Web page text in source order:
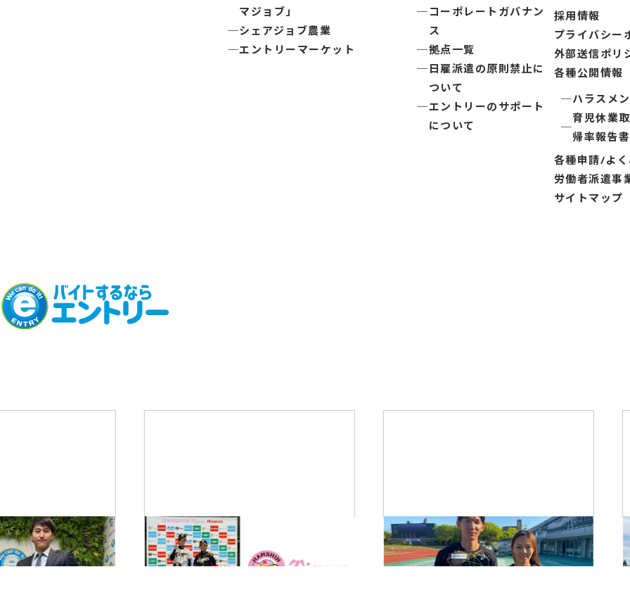
マジョブ」
シェアジョブ農業
エントリーマーケット
コーポレートガバナン
ス
拠点一覧
日雇派遣の原則禁止に
ついて
エントリーのサポート
について
採用情報
プライバシー
外部送信ポリ
各種公開情報
ハラスメ
育児休業
帰率報告書
各種申請/よ
労働者派遣事
サイトマップ
02─08